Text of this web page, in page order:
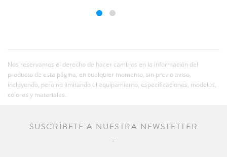
Nos reservamos el derecho de hacer cambios en la información del
producto de esta página, en cualquier momento, sin previo aviso,
incluyendo, pero no limitando el equipamiento, especificaciones, modelos,
colores y materiales.
SUSCRÍBETE A NUESTRA NEWSLETTER